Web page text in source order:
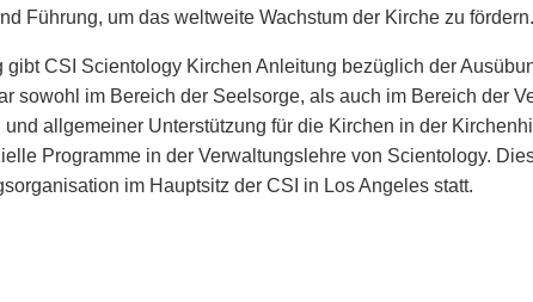
Führung, um das weltweite Wachstum der Kirche zu fördern.
CSI Scientology Kirchen Anleitung bezüglich der
sowohl im Bereich der Seelsorge, als auch im Bereich der
allgemeiner Unterstützung für die Kirchen in der
Programme in der Verwaltungslehre von Scientology.
im Hauptsitz der CSI in Los Angeles statt.